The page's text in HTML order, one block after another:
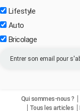
Lifestyle
Auto
Bricolage
Qui sommes-nous ?
Tous les articles